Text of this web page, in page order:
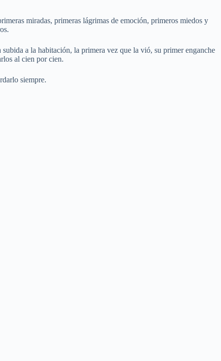
miradas, primeras lágrimas de emoción, primeros miedos y
a la habitación, la primera vez que la vió, su primer enganche
al cien por cien.
siempre.